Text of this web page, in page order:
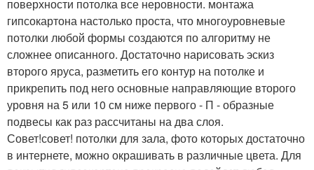
поверхности потолка все неровности. монтажа
гипсокартона настолько проста, что многоуровневые
потолки любой формы создаются по алгоритму не
сложнее описанного. Достаточно нарисовать эскиз
второго яруса, разметить его контур на потолке и
прикрепить под него основные направляющие второго
уровня на 5 или 10 см ниже первого - П - образные
подвесы как раз рассчитаны на два слоя.
Совет!совет! потолки для зала, фото которых достаточно
в интернете, можно окрашивать в различные цвета. Для